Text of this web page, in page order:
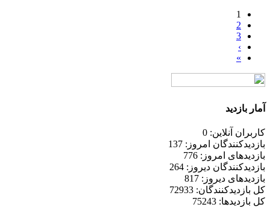
1
2
3
›
»
آمار بازدید
کاربران آنلاین: 0
بازدیدکنندگان امروز: 137
بازدیدهای امروز: 776
بازدیدکنندگان دیروز: 264
بازدیدهای دیروز: 817
کل بازدیدکنند‌گان: 72933
کل بازدیدها: 75243